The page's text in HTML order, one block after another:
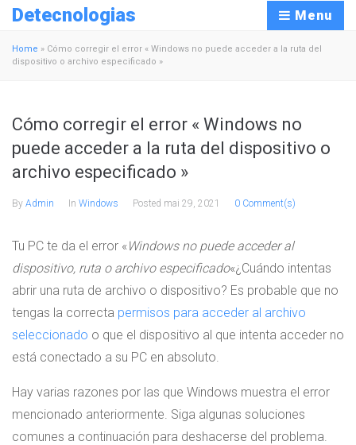
Detecnologias Menu
Home » Cómo corregir el error « Windows no puede acceder a la ruta del
dispositivo o archivo especificado »
Cómo corregir el error « Windows no
puede acceder a la ruta del dispositivo o
archivo especificado »
By Admin In Windows Posted mai 29, 2021 0 Comment(s)
Tu PC te da el error «Windows no puede acceder al
dispositivo, ruta o archivo especificado«¿Cuándo intentas
abrir una ruta de archivo o dispositivo? Es probable que no
tengas la correcta permisos para acceder al archivo
seleccionado o que el dispositivo al que intenta acceder no
está conectado a su PC en absoluto.
Hay varias razones por las que Windows muestra el error
mencionado anteriormente. Siga algunas soluciones
comunes a continuación para deshacerse del problema.